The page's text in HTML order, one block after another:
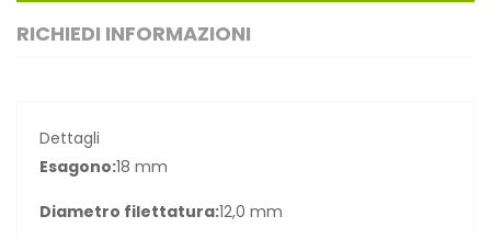
RICHIEDI INFORMAZIONI
Dettagli
Esagono:18 mm
Diametro filettatura:12,0 mm